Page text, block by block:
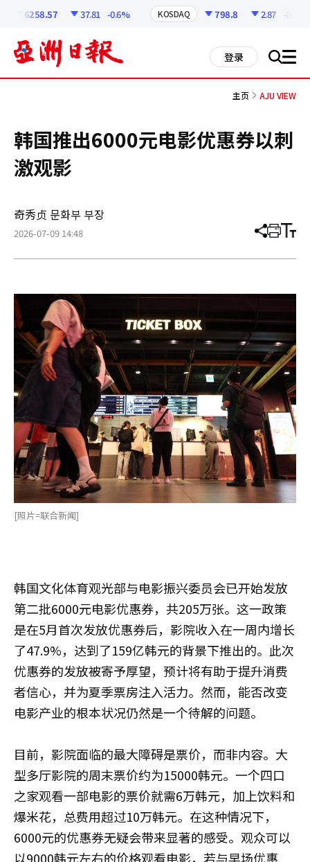
6258.57 37.81 -0.6% KOSDAQ 798.8 2.87 -0.36%
登录 搜 all
主页 AJU VIEW
韩国推出6000元电影优惠券以刺
激观影
奇秀贞 문화부 부장
2026-07-09 14:48 分
章
打 调
小
[照片=联合新闻]
韩国文化体育观光部与电影振兴委员会已开始发放
第二批6000元电影优惠券，共205万张。这一政策
是在5月首次发放优惠券后，影院收入在一周内增长
了47.9%，达到了159亿韩元的背景下推出的。此次
优惠券的发放被寄予厚望，预计将有助于提升消费
者信心，并为夏季票房注入活力。然而，能否改变
电影产业的根本状况仍然是一个待解的问题。
目前，影院面临的最大障碍是票价，而非内容。大
型多厅影院的周末票价约为15000韩元。一个四口
之家观看一部电影的票价就需6万韩元，加上饮料和
爆米花，总费用超过10万韩元。在这种情况下，
6000元的优惠券无疑会带来显著的感受。观众可以
以9000韩元左右的价格观看电影，若与早场优惠